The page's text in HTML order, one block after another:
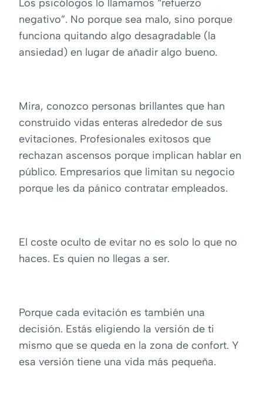
Los psicólogos lo llamamos “refuerzo
negativo”. No porque sea malo, sino porque
funciona quitando algo desagradable (la
ansiedad) en lugar de añadir algo bueno.
Mira, conozco personas brillantes que han
construido vidas enteras alrededor de sus
evitaciones. Profesionales exitosos que
rechazan ascensos porque implican hablar en
público. Empresarios que limitan su negocio
porque les da pánico contratar empleados.
El coste oculto de evitar no es solo lo que no
haces. Es quien no llegas a ser.
Porque cada evitación es también una
decisión. Estás eligiendo la versión de ti
mismo que se queda en la zona de confort. Y
esa versión tiene una vida más pequeña.